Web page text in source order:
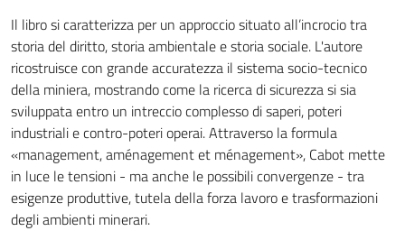
Il libro si caratterizza per un approccio situato all’incrocio tra
storia del diritto, storia ambientale e storia sociale. L'autore
ricostruisce con grande accuratezza il sistema socio-tecnico
della miniera, mostrando come la ricerca di sicurezza si sia
sviluppata entro un intreccio complesso di saperi, poteri
industriali e contro-poteri operai. Attraverso la formula
«management, aménagement et ménagement», Cabot mette
in luce le tensioni - ma anche le possibili convergenze - tra
esigenze produttive, tutela della forza lavoro e trasformazioni
degli ambienti minerari.